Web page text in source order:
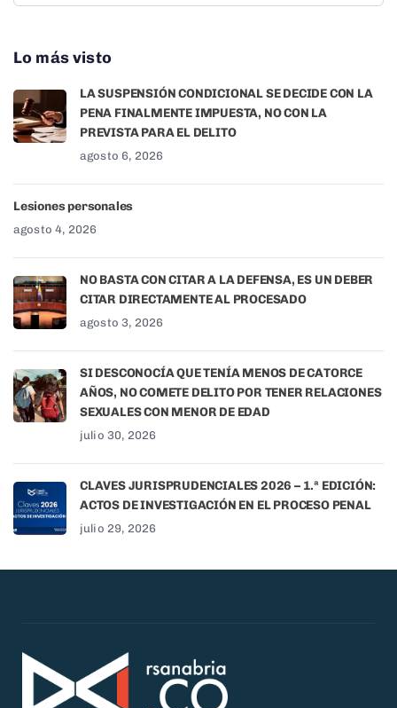
Lo más visto
LA SUSPENSIÓN CONDICIONAL SE DECIDE CON LA
PENA FINALMENTE IMPUESTA, NO CON LA
PREVISTA PARA EL DELITO
agosto 6, 2026
Lesiones personales
agosto 4, 2026
NO BASTA CON CITAR A LA DEFENSA, ES UN DEBER
CITAR DIRECTAMENTE AL PROCESADO
agosto 3, 2026
SI DESCONOCÍA QUE TENÍA MENOS DE CATORCE
AÑOS, NO COMETE DELITO POR TENER RELACIONES
SEXUALES CON MENOR DE EDAD
julio 30, 2026
CLAVES JURISPRUDENCIALES 2026 – 1.ª EDICIÓN:
ACTOS DE INVESTIGACIÓN EN EL PROCESO PENAL
julio 29, 2026